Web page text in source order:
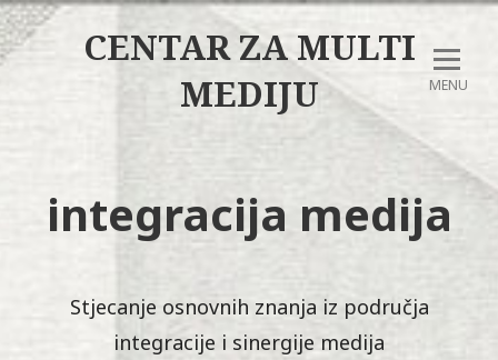
CENTAR ZA MULTI
MEDIJU
MENU
integracija medija
Stjecanje osnovnih znanja iz područja
integracije i sinergije medija